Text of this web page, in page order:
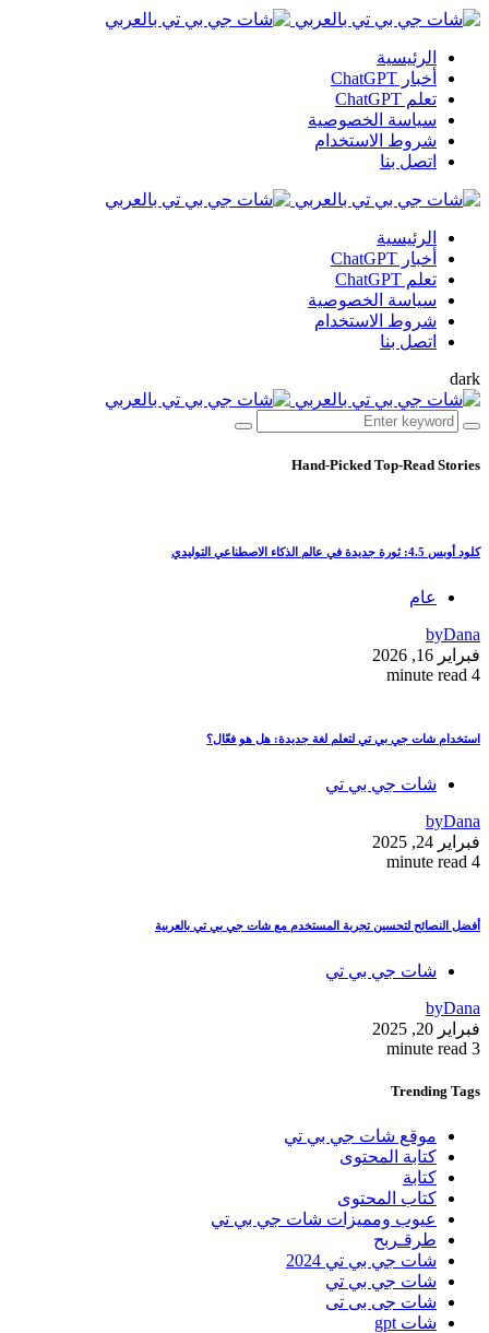
الرئيسية
أخبار ChatGPT
تعلم ChatGPT
سياسة الخصوصية
شروط الاستخدام
اتصل بنا
الرئيسية
أخبار ChatGPT
تعلم ChatGPT
سياسة الخصوصية
شروط الاستخدام
اتصل بنا
dark
Hand-Picked Top-Read Stories
كلود أوبس 4.5: ثورة جديدة في عالم الذكاء الاصطناعي التوليدي
عام
byDana
فبراير 16, 2026
4 minute read
استخدام شات جي بي تي لتعلم لغة جديدة: هل هو فعّال؟
شات جي بي تي
byDana
فبراير 24, 2025
4 minute read
أفضل النصائح لتحسين تجربة المستخدم مع شات جي بي تي بالعربية
شات جي بي تي
byDana
فبراير 20, 2025
3 minute read
Trending Tags
موقع شات جي بي تي
كتابة المحتوى
كتابة
كتاب المحتوى
عيوب ومميزات شات جي بي تي
طرقـربح
شات جي بي تي 2024
شات جي بي تي
شات جى بى تى
شات gpt